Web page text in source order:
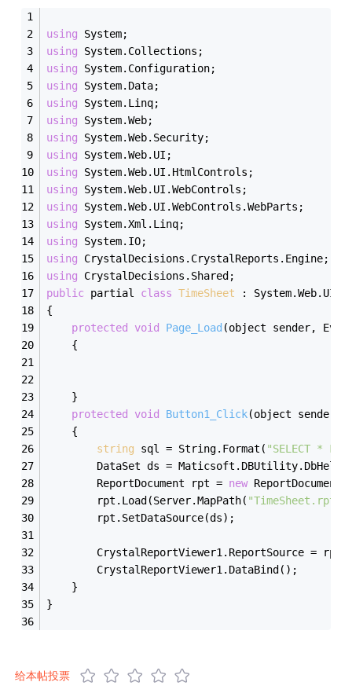
using System;
using System.Collections;
using System.Configuration;
using System.Data;
using System.Linq;
using System.Web;
using System.Web.Security;
using System.Web.UI;
using System.Web.UI.HtmlControls;
using System.Web.UI.WebControls;
using System.Web.UI.WebControls.WebParts;
using System.Xml.Linq;
using System.IO;
using CrystalDecisions.CrystalReports.Engine;
using CrystalDecisions.Shared;
public partial class TimeSheet :
{
protected
void Page_Load (object sender,
    {
    }
protected
void Button1_Click(object sender,
    {
string sql = String.Format( "SELECT *
DataSet ds =
        ReportDocument rpt =
new
        rpt.Load(Server.MapPath(
"TimeSheet.rpt"
        rpt.SetDataSource(ds);
        CrystalReportViewer1.ReportSource = rpt;
        CrystalReportViewer1.DataBind();
    }
}
给本帖投票